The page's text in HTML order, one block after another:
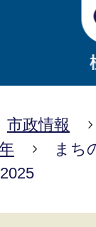
市政情報
まち